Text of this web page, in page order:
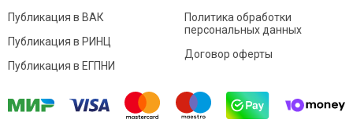
Публикация в ВАК
Публикация в РИНЦ
Публикация в ЕГПНИ
Политика обработки
персональных данных
Договор оферты